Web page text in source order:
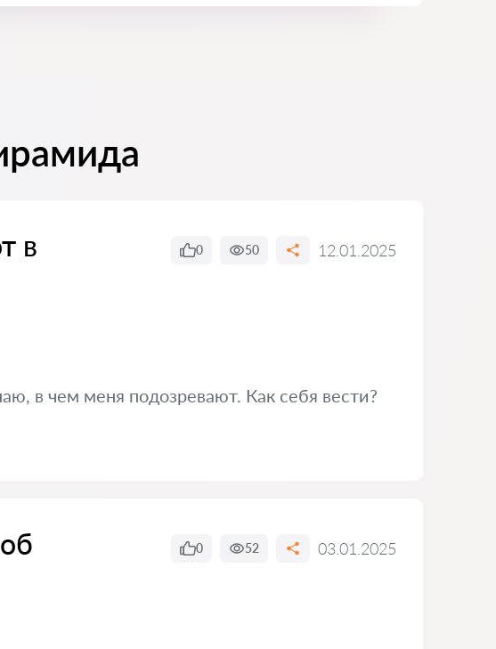
в
0 50 12.01.2025
в чем меня подозревают. Как себя вести?
0 52 03.01.2025